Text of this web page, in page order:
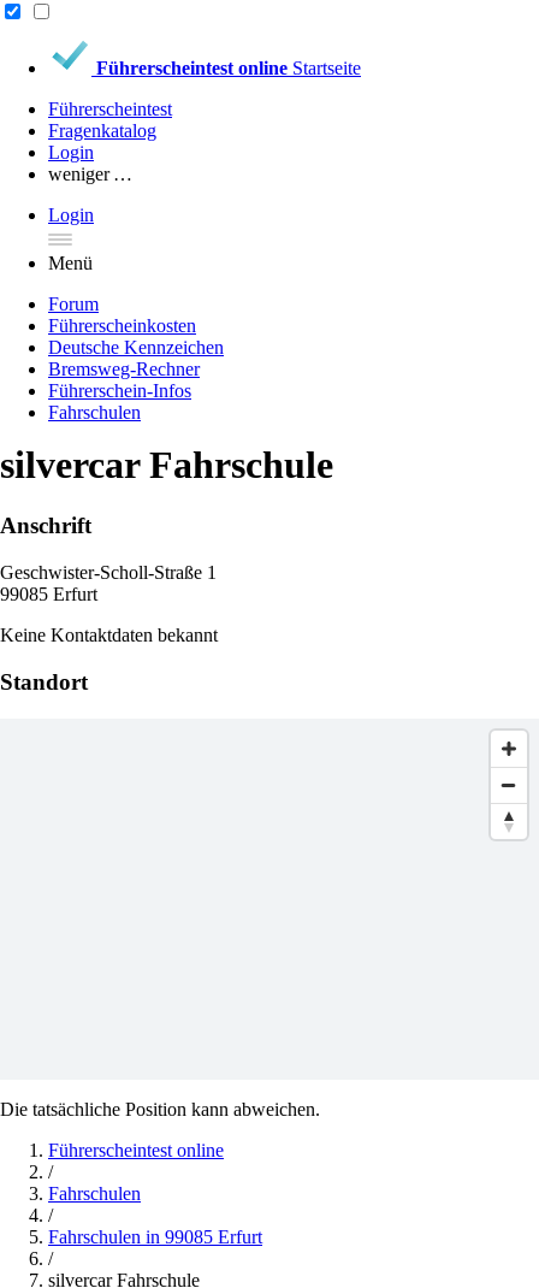
Führerscheintest online Startseite
Führerscheintest
Fragenkatalog
Login
weniger …
Login
Menü
Forum
Führerscheinkosten
Deutsche Kennzeichen
Bremsweg-Rechner
Führerschein-Infos
Fahrschulen
silvercar Fahrschule
Anschrift
Geschwister-Scholl-Straße 1
99085 Erfurt
Keine Kontaktdaten bekannt
Standort
Die tatsächliche Position kann abweichen.
Führerscheintest online
/
Fahrschulen
/
Fahrschulen in 99085 Erfurt
/
silvercar Fahrschule